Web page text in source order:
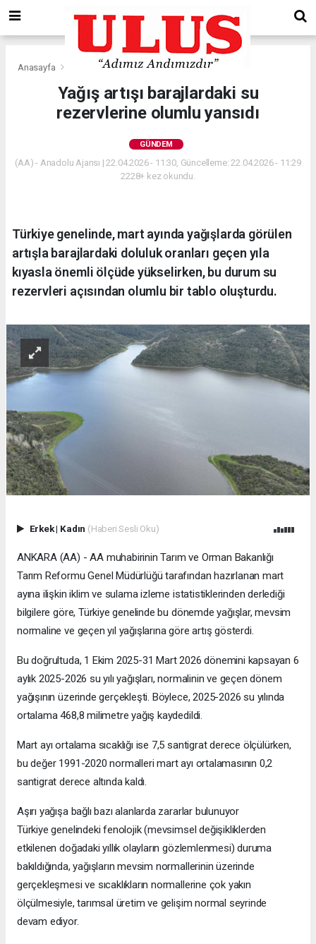
Anasayfa Gündem
Yağış artışı barajlardaki su
rezervlerine olumlu yansıdı
GÜNDEM
(AA) - Anadolu Ajansı | 22.04.2026 - 11:30, Güncelleme: 22.04.2026 - 11:29
2228+ kez okundu.
Türkiye genelinde, mart ayında yağışlarda görülen
artışla barajlardaki doluluk oranları geçen yıla
kıyasla önemli ölçüde yükselirken, bu durum su
rezervleri açısından olumlu bir tablo oluşturdu.
Erkek| Kadın (Haberi Sesli Oku)
ANKARA (AA) - AA muhabirinin Tarım ve Orman Bakanlığı
Tarım Reformu Genel Müdürlüğü tarafından hazırlanan mart
ayına ilişkin iklim ve sulama izleme istatistiklerinden derlediği
bilgilere göre, Türkiye genelinde bu dönemde yağışlar, mevsim
normaline ve geçen yıl yağışlarına göre artış gösterdi.
Bu doğrultuda, 1 Ekim 2025-31 Mart 2026 dönemini kapsayan 6
aylık 2025-2026 su yılı yağışları, normalinin ve geçen dönem
yağışının üzerinde gerçekleşti. Böylece, 2025-2026 su yılında
ortalama 468,8 milimetre yağış kaydedildi.
Mart ayı ortalama sıcaklığı ise 7,5 santigrat derece ölçülürken,
bu değer 1991-2020 normalleri mart ayı ortalamasının 0,2
santigrat derece altında kaldı.
Aşırı yağışa bağlı bazı alanlarda zararlar bulunuyor
Türkiye genelindeki fenolojik (mevsimsel değişikliklerden
etkilenen doğadaki yıllık olayların gözlemlenmesi) duruma
bakıldığında, yağışların mevsim normallerinin üzerinde
gerçekleşmesi ve sıcaklıkların normallerine çok yakın
ölçülmesiyle, tarımsal üretim ve gelişim normal seyrinde
devam ediyor.